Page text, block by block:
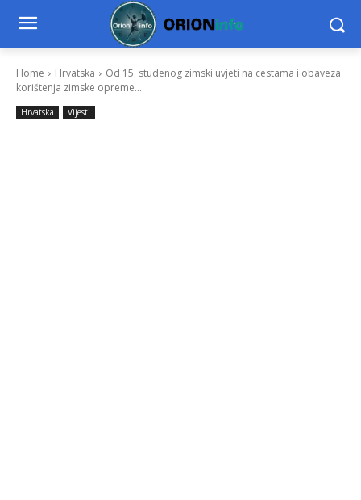
Home Hrvatska
Od 15. studenog zimski uvjeti na cestama i obaveza
korištenja zimske opreme...
Hrvatska Vijesti